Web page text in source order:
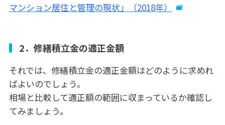
マンション居住と管理の現状」（2018年）
2．修繕積立金の適正金額
それでは、修繕積立金の適正金額はどのように求めれ
ばよいのでしょう。
相場と比較して適正額の範囲に収まっているか確認し
てみましょう。